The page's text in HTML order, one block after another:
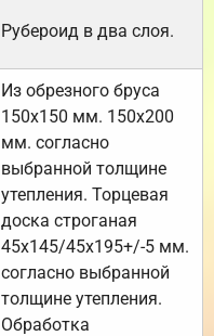
Рубероид в два слоя.
Из обрезного бруса
150х150 мм. 150х200
мм. согласно
выбранной толщине
утепления. Торцевая
доска строганая
45х145/45х195+/-5 мм.
согласно выбранной
толщине утепления.
Обработка